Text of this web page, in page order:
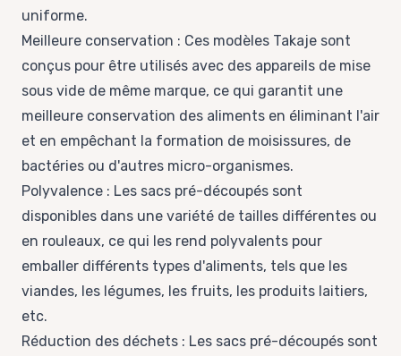
uniforme.
Meilleure conservation : Ces modèles Takaje sont
conçus pour être utilisés avec des appareils de mise
sous vide de même marque, ce qui garantit une
meilleure conservation des aliments en éliminant l'air
et en empêchant la formation de moisissures, de
bactéries ou d'autres micro-organismes.
Polyvalence : Les sacs pré-découpés sont
disponibles dans une variété de tailles différentes ou
en rouleaux, ce qui les rend polyvalents pour
emballer différents types d'aliments, tels que les
viandes, les légumes, les fruits, les produits laitiers,
etc.
Réduction des déchets : Les sacs pré-découpés sont